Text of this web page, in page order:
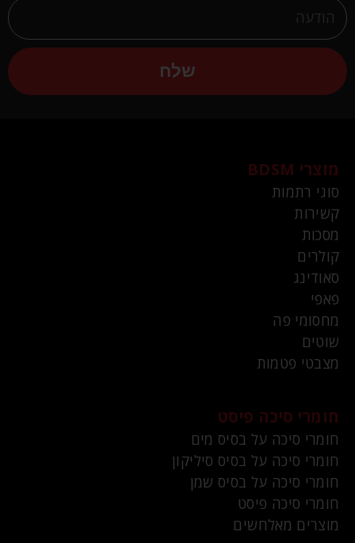
שלח
מוצרי BDSM
סוגי רתמות
קשירות
מסכות
קולרים
סאודינג
פאפי
מחסומי פה
שוטים
מצבטי פטמות
חומרי סיכה פיסט
חומרי סיכה על בסיס מים
חומרי סיכה על בסיס סיליקון
חומרי סיכה על בסיס שמן
חומרי סיכה פיסט
מוצרים מאלחשים